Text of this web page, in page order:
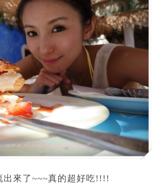
出來了~~~真的超好吃!!!!